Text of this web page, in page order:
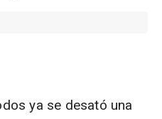
ya se desató una